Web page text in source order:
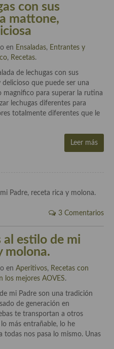
con sus
mattone,
en Ensaladas, Entrantes y
, Recetas.
de lechugas con sus
que puede ser una
para superar la rutina
lechugas diferentes para
totalmente diferentes que le
Leer más
3 Comentarios
al estilo de mi
molona.
en Aperitivos, Recetas con
los mejores AOVES.
mi Padre son una tradición
de generación en
te transportan a otros
más entrañable, lo he
todas nos pasa lo mismo. Unas